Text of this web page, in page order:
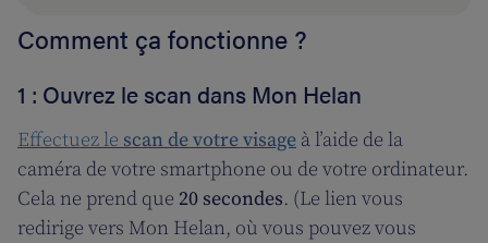
Comment ça fonctionne ?
1 : Ouvrez le scan dans Mon Helan
Effectuez le scan de votre visage à l’aide de la
caméra de votre smartphone ou de votre ordinateur.
Cela ne prend que 20 secondes. (Le lien vous
redirige vers Mon Helan, où vous pouvez vous